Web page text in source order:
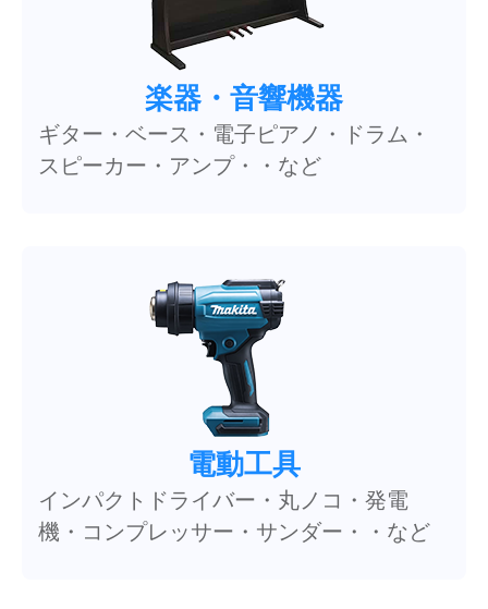
楽器・音響機器
ギター・ベース・電子ピアノ・ドラム・
スピーカー・アンプ・・など
電動工具
インパクトドライバー・丸ノコ・発電
機・コンプレッサー・サンダー・・など